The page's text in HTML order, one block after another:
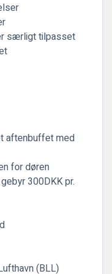
særligt tilpasset
aftenbuffet med
for døren
300DKK pr.
(BLL)